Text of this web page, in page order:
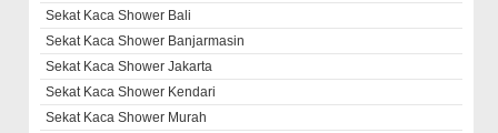
Sekat Kaca Shower Bali
Sekat Kaca Shower Banjarmasin
Sekat Kaca Shower Jakarta
Sekat Kaca Shower Kendari
Sekat Kaca Shower Murah